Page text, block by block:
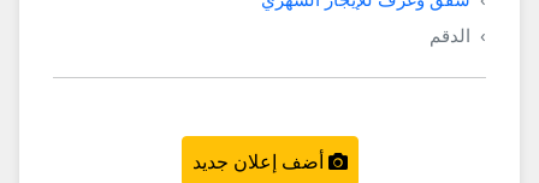
الدقم
أضف إعلان جديد